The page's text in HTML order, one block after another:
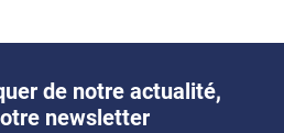
de notre actualité,
newsletter